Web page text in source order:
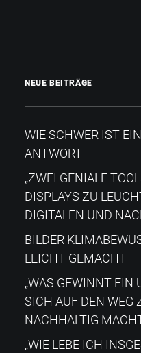
NEUE BEITRÄGE
WIE SCHWER IST
ANTWORT
„ZWEI GENIALE
DISPLAYS ZU
DIGITALEN UND
BILDER
LEICHT GEMACHT
„WAS GEWINNT EIN
SICH AUF DEN WEG
NACHHALTIG
„WIE LEBE ICH